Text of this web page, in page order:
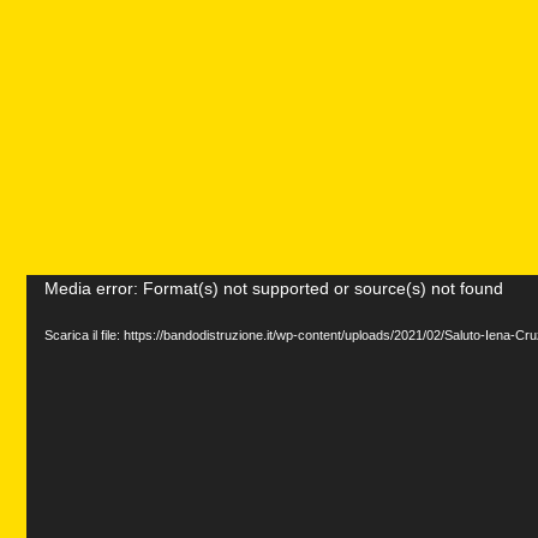
Media error: Format(s) not supported or source(s) not found
Scarica il file: https://bandodistruzione.it/wp-content/uploads/2021/02/Saluto-Iena-